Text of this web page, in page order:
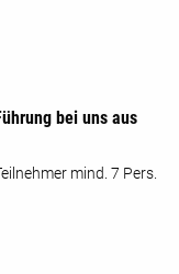
bei uns aus
mind. 7 Pers.